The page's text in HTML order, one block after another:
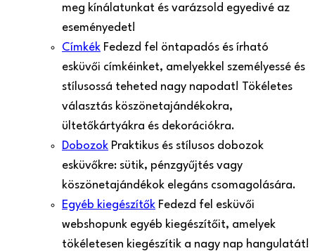
meg kínálatunkat és varázsold egyedivé az
eseményedet!
Címkék Fedezd fel öntapadós és írható
esküvői címkéinket, amelyekkel személyessé és
stílusossá teheted nagy napodat! Tökéletes
választás köszönetajándékokra,
ültetőkártyákra és dekorációkra.
Dobozok Praktikus és stílusos dobozok
esküvőkre: sütik, pénzgyűjtés vagy
köszönetajándékok elegáns csomagolására.
Egyéb kiegészítők Fedezd fel esküvői
webshopunk egyéb kiegészítőit, amelyek
tökéletesen kiegészítik a nagy nap hangulatát!